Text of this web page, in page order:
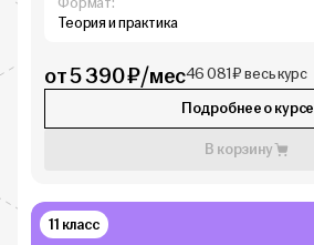
Теория и практика
от 5 390 ₽/мес46 081 ₽ весь курс
Подробнее о курсе
В корзину
11 класс